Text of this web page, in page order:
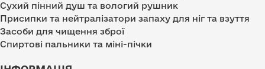
Сухий пінний душ та вологий рушник
Присипки та нейтралізатори запаху для ніг та взуття
Засоби для чищення зброї
Спиртові пальники та міні-пічки